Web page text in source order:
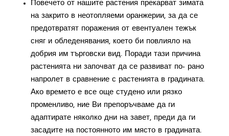
Повечето от нашите растения прекарват зимата
на закрито в неотопляеми оранжерии, за да се
предотвратят поражения от евентуален тежък
сняг и обледенявания, което би повлияло на
добрия им търговски вид. Поради тази причина
растенията ни започват да се развиват по- рано
напролет в сравнение с растенията в градината.
Ако времето е все още студено или рязко
променливо, ние Ви препоръчваме да ги
адаптирате няколко дни на завет, преди да ги
засадите на постоянното им място в градината.